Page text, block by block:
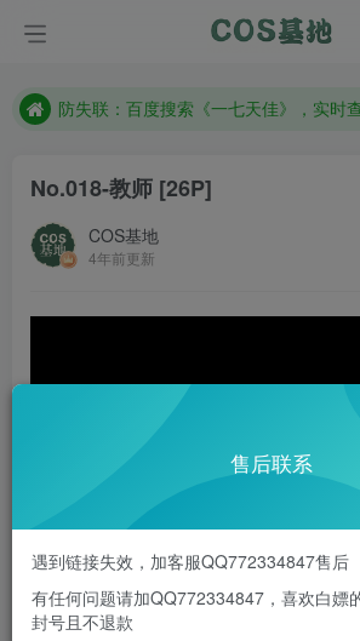
客服售后QQ：772334847
防失联：百度搜索《一七天佳》，实时
No.018-教师 [26P]
COS基地
4年前更新
售后联系
遇到链接失效，加客服QQ772334847售后
有任何问题请加QQ772334847，喜欢白嫖
封号且不退款